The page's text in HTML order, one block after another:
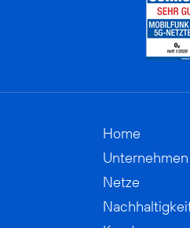
Home
Unternehmen
Netze